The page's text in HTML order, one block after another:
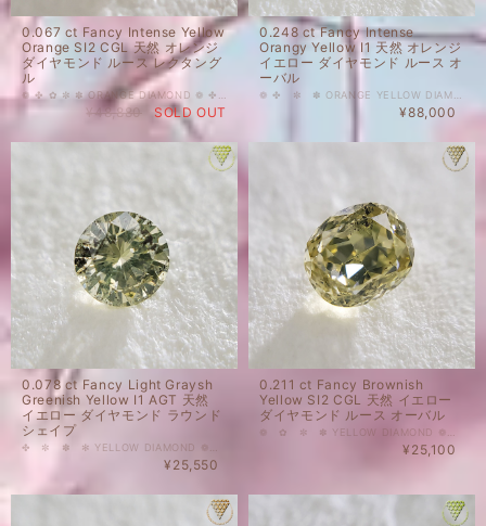
0.067 ct Fancy Intense Yellow
Orange SI2 CGL 天然 オレンジ
ダイヤモンド ルース レクタング
ル
¥48,880 SOLD OUT
0.248 ct Fancy Intense
Orangy Yellow I1 天然 オレンジ
イエロー ダイヤモンド ルース オ
ーバル
¥88,000
0.078 ct Fancy Light Graysh
Greenish Yellow I1 AGT 天然
イエロー ダイヤモンド ラウンド
シェイプ
¥25,550
0.211 ct Fancy Brownish
Yellow SI2 CGL 天然 イエロー
ダイヤモンド ルース オーバル
¥25,100